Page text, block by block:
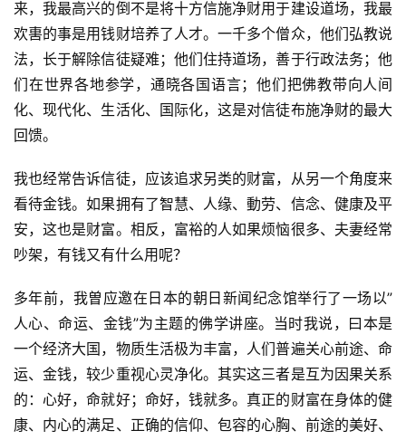
纪
录
佛
教
艺
政
策
法
规
免
明
来，我最高兴的倒不是将十方信施净财用于建设道场，我最
欢軎的事是用钱财培养了人才。一千多个僧众，他们弘教说
法，长于解除信徒疑难；他们住持道场，善于行政法务；他
们在世界各地参学，通晓各国语言；他们把佛教带向人间
化、现代化、生活化、国际化，这是对信徒布施净财的最大
回馈。
我也经常告诉信徒，应该追求另类的财富，从另一个角度来
看待金钱。如果拥有了智慧、人缘、動劳、信念、健康及平
安，这也是财富。相反，富裕的人如果烦恼很多、夫妻经常
吵架，有钱又有什么用呢？
多年前，我曽应邀在日本的朝日新闻纪念馆举行了一场以”
人心、命运、金钱”为主题的佛学讲座。当时我说，曰本是
一个经济大国，物质生活极为丰富，人们普遍关心前途、命
运、金钱，较少重视心灵净化。其实这三者是互为因果关系
的：心好，命就好；命好，钱就多。真正的财富在身体的健
康、内心的满足、正确的信仰、包容的心胸、前途的美好、